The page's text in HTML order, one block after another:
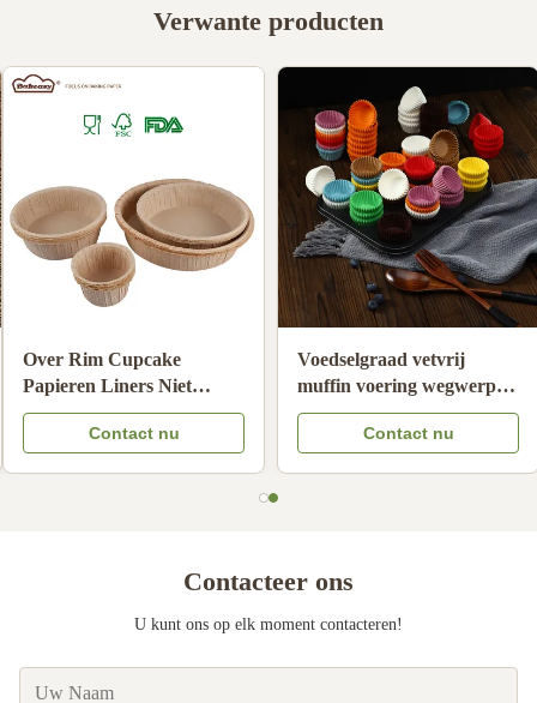
Verwante producten
Voedingsmiddel ongebleekt
handdruppel koffiefilters
oliebestendige
koffiezeefpapier
Contact nu
Hoogtemperatuurbestendige
bakpapierbekers Niet-
klevende
wegwerpspeesbekers
Contact nu
Contacteer ons
U kunt ons op elk moment contacteren!